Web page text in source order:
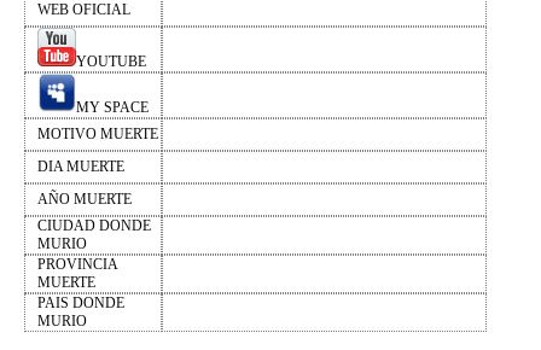
WEB OFICIAL
YOUTUBE
MY SPACE
MOTIVO MUERTE
DIA MUERTE
AÑO MUERTE
CIUDAD DONDE
MURIO
PROVINCIA
MUERTE
PAIS DONDE
MURIO